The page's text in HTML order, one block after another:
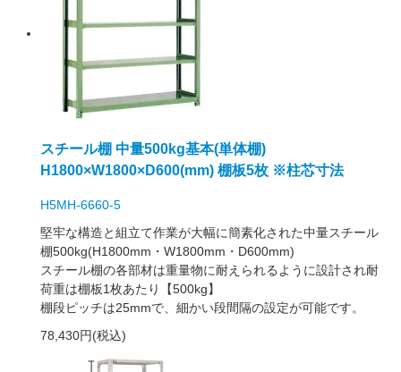
スチール棚 中量500kg基本(単体棚)
H1800×W1800×D600(mm) 棚板5枚 ※柱芯寸法
H5MH-6660-5
堅牢な構造と組立て作業が大幅に簡素化された中量スチール
棚500kg(H1800mm・W1800mm・D600mm)
スチール棚の各部材は重量物に耐えられるように設計され耐
荷重は棚板1枚あたり【500kg】
棚段ピッチは25mmで、細かい段間隔の設定が可能です。
78,430円(税込)